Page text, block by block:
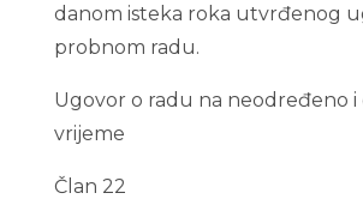
danom isteka roka utvrđenog
probnom radu.
Ugovor o radu na neodređeno
vrijeme
Član 22